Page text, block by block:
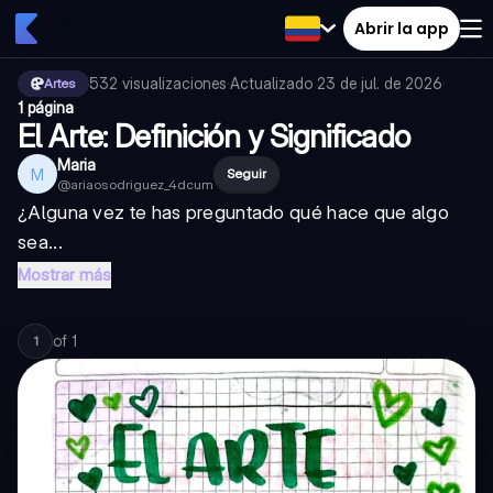
Abrir la app
Artes 532 visualizaciones·Actualizado 23 de jul. de 2026·
1 página
El Arte: Definición y Significado
M Maria
@ariaosodriguez_4dcum
Seguir
¿Alguna vez te has preguntado qué hace que algo
sea...
Mostrar más
1 of 1